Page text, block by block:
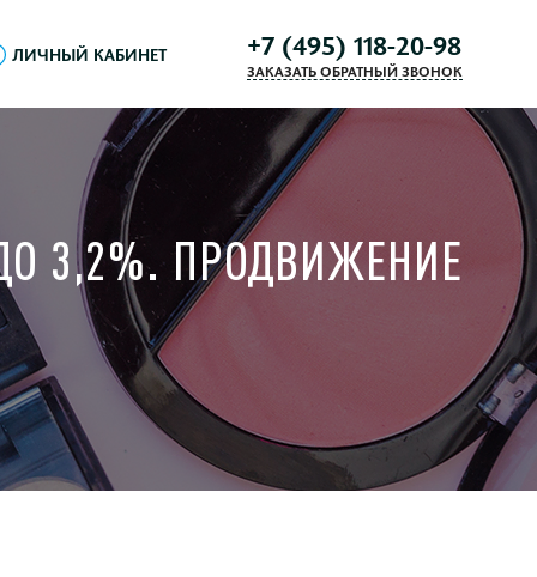
ЛИЧНЫЙ КАБИНЕТ +7 (495) 118-20-98
ЗАКАЗАТЬ ОБРАТНЫЙ ЗВОНОК
3,2%. ПРОДВИЖЕНИЕ